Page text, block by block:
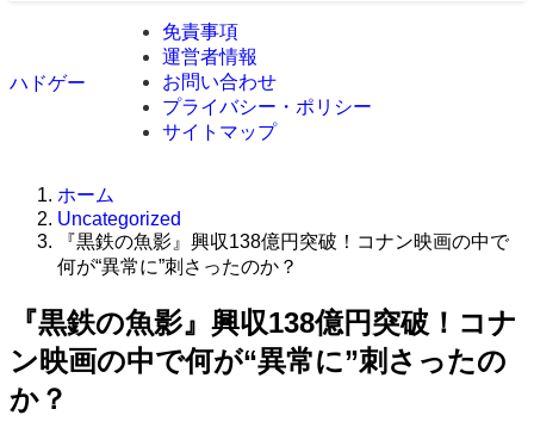
ハドゲー
免責事項
運営者情報
お問い合わせ
プライバシー・ポリシー
サイトマップ
ホーム
Uncategorized
『黒鉄の魚影』興収138億円突破！コナン映画の中で
何が“異常に”刺さったのか？
『黒鉄の魚影』興収138億円突破！コナ
ン映画の中で何が“異常に”刺さったの
か？